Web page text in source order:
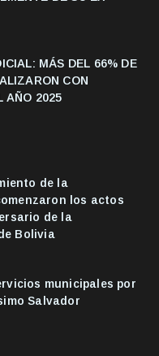
MÁS DEL 66% DE
CON
AÑO 2025
de la
los actos
de la
Bolivia
municipales por
Salvador